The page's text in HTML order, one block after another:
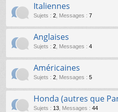
Italiennes
Sujets : 2 Messages : 7
Anglaises
Sujets : 2 Messages : 4
Américaines
Sujets : 2 Messages : 5
Honda (autres que
Sujets : 13 Messages : 44